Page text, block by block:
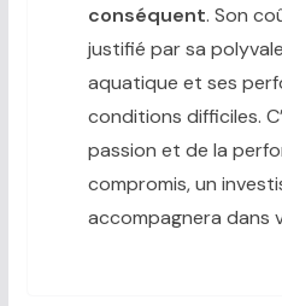
conséquent. Son
justifié par sa
aquatique et ses
conditions difficiles.
passion et de la
compromis, un
accompagnera dans